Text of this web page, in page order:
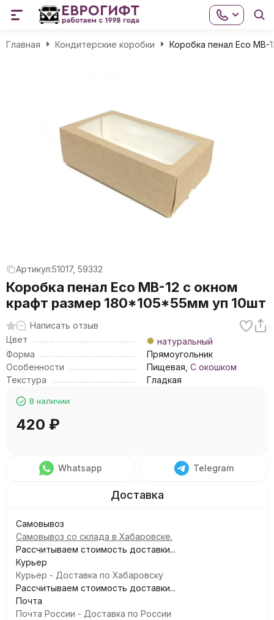
Главная Кондитерские коробки Коробка пенал Eco
Артикул:51017, 59332
Коробка пенал Eco MB-12 с окном
крафт размер 180*105*55мм уп 10шт
Написать отзыв
Цвет
натуральный
Форма
Прямоугольник
Особенности
Пищевая, С окошком
Текстура
Гладкая
В наличии
420 ₽
Whatsapp Telegram
Самовывоз
Самовывоз со склада в Хабаровске.
Рассчитываем стоимость доставки...
Курьер
Курьер - Доставка по Хабаровску
Рассчитываем стоимость доставки...
Почта
Почта России - Доставка по России